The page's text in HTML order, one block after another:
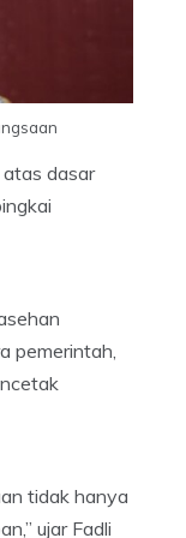
atas dasar
pemerintah,
tidak hanya
ujar Fadli